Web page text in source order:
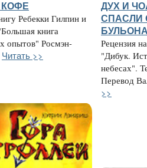
Ребекки Гилпин и
книга
опытов" Росмэн-
Читать >>
ДУХ И
СПАСЛИ
Рецензия
"Дибук.
небесах".
Перевод
>>